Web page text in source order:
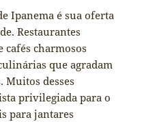
Ipanema é sua oferta
Restaurantes
cafés charmosos
que agradam
Muitos desses
privilegiada para o
para jantares